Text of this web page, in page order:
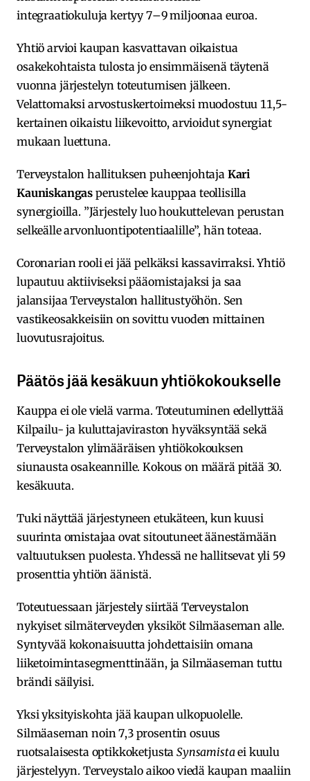
integraatiokuluja kertyy 7–9 miljoonaa euroa.
Yhtiö arvioi kaupan kasvattavan oikaistua
osakekohtaista tulosta jo ensimmäisenä täytenä
vuonna järjestelyn toteutumisen jälkeen.
Velattomaksi arvostuskertoimeksi muodostuu 11,5-
kertainen oikaistu liikevoitto, arvioidut synergiat
mukaan luettuna.
Terveystalon hallituksen puheenjohtaja Kari
Kauniskangas perustelee kauppaa teollisilla
synergioilla. ”Järjestely luo houkuttelevan perustan
selkeälle arvonluontipotentiaalille”, hän toteaa.
Coronarian rooli ei jää pelkäksi kassavirraksi. Yhtiö
lupautuu aktiiviseksi pääomistajaksi ja saa
jalansijaa Terveystalon hallitustyöhön. Sen
vastikeosakkeisiin on sovittu vuoden mittainen
luovutusrajoitus.
Päätös jää kesäkuun yhtiökokoukselle
Kauppa ei ole vielä varma. Toteutuminen edellyttää
Kilpailu- ja kuluttajaviraston hyväksyntää sekä
Terveystalon ylimääräisen yhtiökokouksen
siunausta osakeannille. Kokous on määrä pitää 30.
kesäkuuta.
Tuki näyttää järjestyneen etukäteen, kun kuusi
suurinta omistajaa ovat sitoutuneet äänestämään
valtuutuksen puolesta. Yhdessä ne hallitsevat yli 59
prosenttia yhtiön äänistä.
Toteutuessaan järjestely siirtää Terveystalon
nykyiset silmäterveyden yksiköt Silmäaseman alle.
Syntyvää kokonaisuutta johdettaisiin omana
liiketoimintasegmenttinään, ja Silmäaseman tuttu
brändi säilyisi.
Yksi yksityiskohta jää kaupan ulkopuolelle.
Silmäaseman noin 7,3 prosentin osuus
ruotsalaisesta optikkoketjustaSynsamistaei kuulu
järjestelyyn. Terveystalo aikoo viedä kaupan maaliin